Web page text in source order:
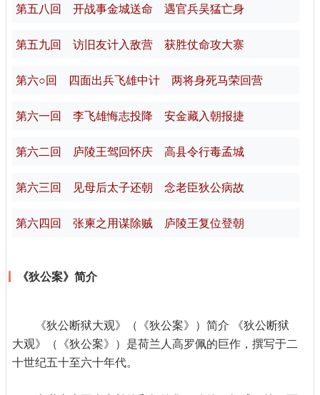
第五八回 开战事金城送命 遇官兵吴猛亡身
第五九回 访旧友计入敌营 获胜仗命攻大寨
第六○回 四面出兵飞雄中计 两将身死马荣回营
第六一回 李飞雄悔志投降 安金藏入朝报捷
第六二回 庐陵王驾回怀庆 高县令行毒孟城
第六三回 见母后太子还朝 念老臣狄公病故
第六四回 张柬之用谋除贼 庐陵王复位登朝
《狄公案》简介
《狄公断狱大观》（《狄公案》）简介 《狄公断狱
大观》（《狄公案》）是荷兰人高罗佩的巨作，撰写于二
十世纪五十至六十年代。